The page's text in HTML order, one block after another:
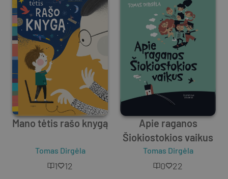
Mano tėtis rašo knygą
Tomas Dirgėla
1 12
Apie raganos
Šiokiostokios vaikus
Tomas Dirgėla
0 22